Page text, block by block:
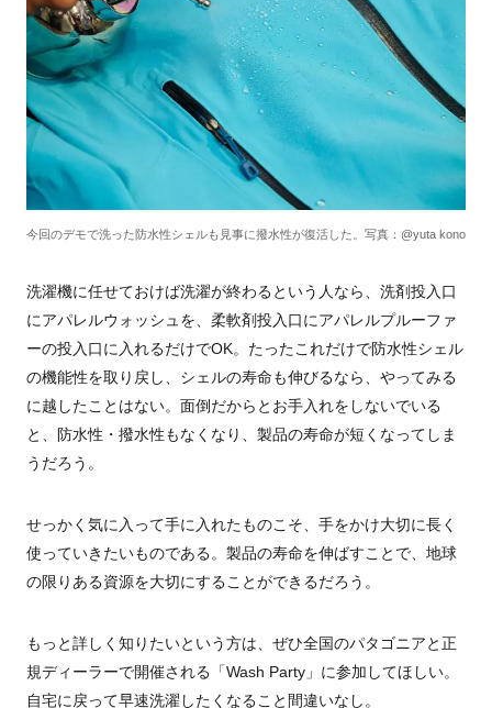
今回のデモで洗った防水性シェルも見事に撥水性が復活した。写真：@yuta kono
洗濯機に任せておけば洗濯が終わるという人なら、洗剤投入口
にアパレルウォッシュを、柔軟剤投入口にアパレルプルーファ
ーの投入口に入れるだけでOK。たったこれだけで防水性シェル
の機能性を取り戻し、シェルの寿命も伸びるなら、やってみる
に越したことはない。面倒だからとお手入れをしないでいる
と、防水性・撥水性もなくなり、製品の寿命が短くなってしま
うだろう。
せっかく気に入って手に入れたものこそ、手をかけ大切に長く
使っていきたいものである。製品の寿命を伸ばすことで、地球
の限りある資源を大切にすることができるだろう。
もっと詳しく知りたいという方は、ぜひ全国のパタゴニアと正
規ディーラーで開催される「Wash Party」に参加してほしい。
自宅に戻って早速洗濯したくなること間違いなし。